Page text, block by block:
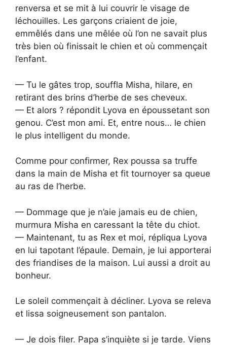
renversa et se mit à lui couvrir le visage de
léchouilles. Les garçons criaient de joie,
emmêlés dans une mêlée où l’on ne savait plus
très bien où finissait le chien et où commençait
l’enfant.
— Tu le gâtes trop, souffla Misha, hilare, en
retirant des brins d’herbe de ses cheveux.
— Et alors ? répondit Lyova en époussetant son
genou. C’est mon ami. Et, entre nous… le chien
le plus intelligent du monde.
Comme pour confirmer, Rex poussa sa truffe
dans la main de Misha et fit tournoyer sa queue
au ras de l’herbe.
— Dommage que je n’aie jamais eu de chien,
murmura Misha en caressant la tête du chiot.
— Maintenant, tu as Rex et moi, répliqua Lyova
en lui tapotant l’épaule. Demain, je lui apporterai
des friandises de la maison. Lui aussi a droit au
bonheur.
Le soleil commençait à décliner. Lyova se releva
et lissa soigneusement son pantalon.
— Je dois filer. Papa s’inquiète si je tarde. Viens